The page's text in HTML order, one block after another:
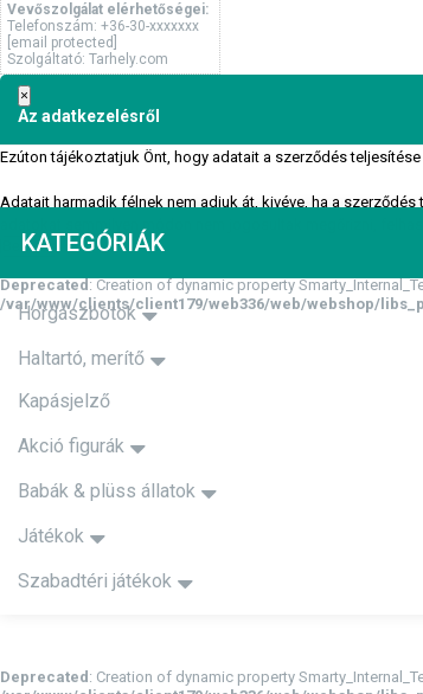
Vevőszolgálat elérhetőségei:
Telefonszám: +36-30-xxxxxxx
[email protected]
Szolgáltató: Tarhely.com
×
Az adatkezelésről
Ezúton tájékoztatjuk Önt, hogy adatait a szerződés
Adatait harmadik félnek nem adjuk át, kivéve, ha a
adatokat semmilyen módon nem jogosultak megőrizni,
Bezárás
Deprecated : Creation of dynamic property
/var/www/clients/client179/web336/web/webshop/
KATEGÓRIÁK
Horgászbotok
Haltartó, merítő
Kapásjelző
Akció figurák
Babák & plüss állatok
Játékok
Szabadtéri játékok
Deprecated : Creation of dynamic property